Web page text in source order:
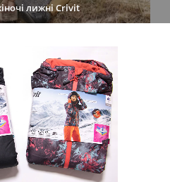
лижні Crivit